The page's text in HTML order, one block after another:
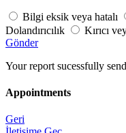
Bilgi eksik veya hatalı
Dolandırıcılık
Kırıcı
Gönder
Your report sucessfully send
Appointments
Geri